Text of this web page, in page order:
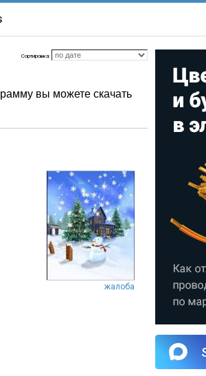
Сортировка:
вы можете скачать
жалоба